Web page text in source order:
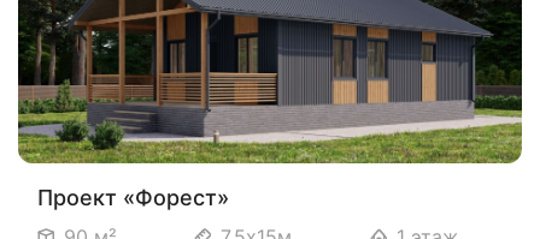
Проект «Форест»